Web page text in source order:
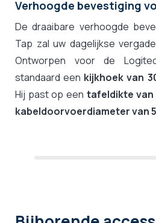
Verhoogde bevestiging
De draaibare verhoogde
Tap zal uw dagelijkse
Ontworpen voor de
standaard een kijkhoek van
Hij past op een tafeldikte van
kabeldoorvoerdiameter van